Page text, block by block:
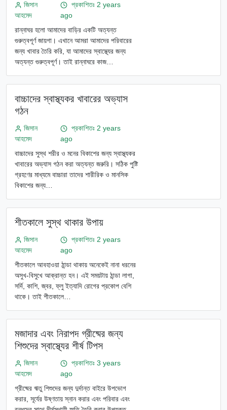
জিসান
আহমেদ
প্রকাশিতঃ 2 years
ago
রান্নাঘর হলো আমাদের বাড়ির একটি অত্যন্ত
গুরুত্বপূর্ণ জায়গা। এখানে আমরা আমাদের পরিবারের
জন্য খাবার তৈরি করি, যা আমাদের স্বাস্থ্যের জন্য
অত্যন্ত গুরুত্বপূর্ণ। তাই রান্নাঘরে কাজ…
বাচ্চাদের স্বাস্থ্যকর খাবারের অভ্যাস
গঠন
জিসান
আহমেদ
প্রকাশিতঃ 2 years
ago
বাচ্চাদের সুস্থ শরীর ও মনের বিকাশের জন্য স্বাস্থ্যকর
খাবারের অভ্যাস গঠন করা অত্যন্ত জরুরি। সঠিক পুষ্টি
গ্রহণের মাধ্যমে বাচ্চারা তাদের শারীরিক ও মানসিক
বিকাশের জন্য…
শীতকালে সুস্থ থাকার উপায়
জিসান
আহমেদ
প্রকাশিতঃ 2 years
ago
শীতকালে আবহাওয়া ঠান্ডা থাকায় অনেকেই নানা ধরনের
অসুখ-বিসুখে আক্রান্ত হন। এই সময়টায় ঠান্ডা লাগা,
সর্দি, কাশি, জ্বর, ফ্লু ইত্যাদি রোগের প্রকোপ বেশি
থাকে। তাই শীতকালে…
মজাদার এবং নিরাপদ গ্রীষ্মের জন্য
শিশুদের স্বাস্থ্যের শীর্ষ টিপস
জিসান
আহমেদ
প্রকাশিতঃ 3 years
ago
গ্রীষ্মের ঋতু শিশুদের জন্য দুর্দান্ত বাইরে উপভোগ
করার, সূর্যের উষ্ণতায় স্নান করার এবং পরিবার এবং